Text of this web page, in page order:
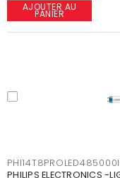
AJOUTER AU
PANIER
PHILIPS ELECTRONICS -